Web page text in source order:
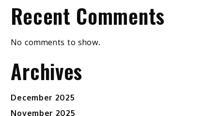
Recent Comments
No comments to show.
Archives
December 2025
November 2025